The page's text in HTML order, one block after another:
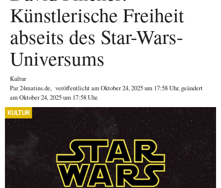
Künstlerische Freiheit
abseits des Star-Wars-
Universums
Kultur
Par24matins.de, veröffentlicht amOktober 24, 2025um 17:58 Uhr, geändert
am Oktober 24, 2025 um 17:58 Uhr.
KULTUR